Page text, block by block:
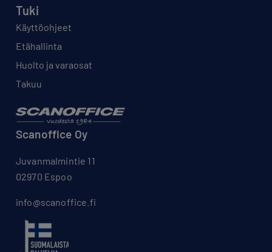
Tuki
Käyttöohjeet
Etähallinta
Huolto ja varaosat
Takuu
Scanoffice Oy
Juvanmalmintie 11
02970 Espoo
info@scanoffice.fi